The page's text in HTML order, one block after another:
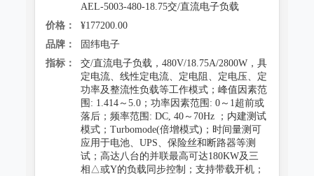
AEL-5003-480-18.75交/直流电子负载
价格：
¥177200.00
品牌：
固纬电子
指标：
交/直流电子负载，480V/18.75A/2800W，具
定电流、线性定电流、定电阻、定电压、定
功率及整流性负载等工作模式；峰值因素范
围: 1.414～5.0；功率因素范围: 0～1超前或
落后；频率范围: DC, 40～70Hz ；内建测试
模式；Turbomode(倍增模式)；时间量测可
应用于电池、UPS、保险丝和断路器等测
试；高达八台的并联最高可达180KW及三
相△或Y的负载同步控制；支持带载开机；